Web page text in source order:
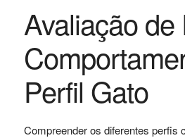
Avaliação de
Perfil Gato
Compreender os diferentes perfis